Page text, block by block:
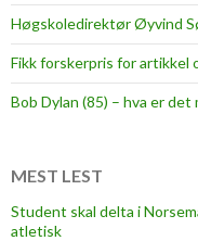
a
k
s
i
F
t
Høgskoledirektør Øyvind
Fikk forskerpris for artikkel
Bob Dylan (85) – hva er det
MEST LEST
Student skal delta i
atletisk